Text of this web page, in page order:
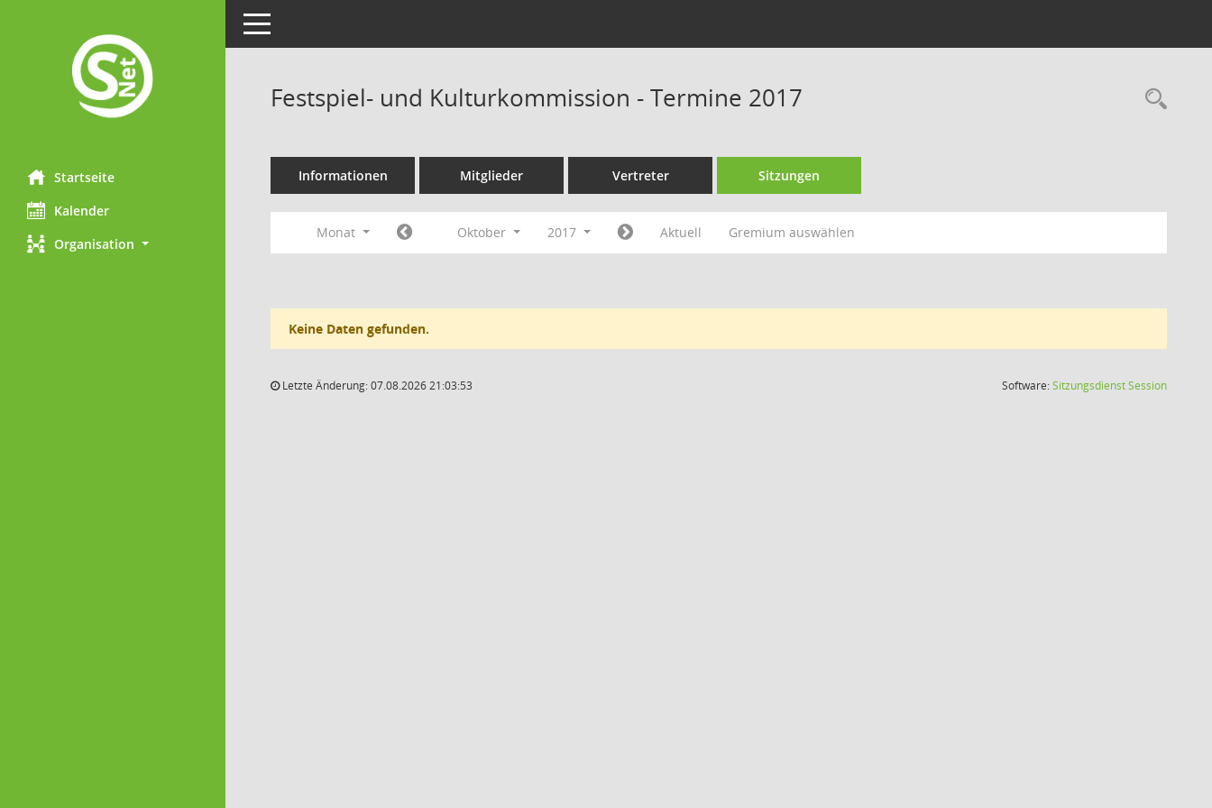
Startseite
Kalender
Organisation
Toggle navigation
Festspiel- und Kulturkommission - Termine 2017
Informationen Mitglieder Vertreter Sitzungen
Monat Oktober 2017 Aktuell Gremium auswählen
Keine Daten gefunden.
Letzte Änderung: 07.08.2026 21:03:53 Software:SitzungsdienstSession(Wird in